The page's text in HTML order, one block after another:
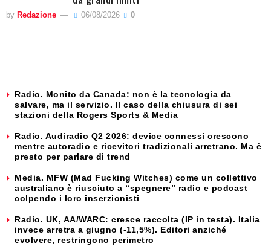
by Redazione 06/08/2026 0
Radio. Monito da Canada: non è la tecnologia da
salvare, ma il servizio. Il caso della chiusura di sei
stazioni della Rogers Sports & Media
Radio. Audiradio Q2 2026: device connessi crescono
mentre autoradio e ricevitori tradizionali arretrano. Ma è
presto per parlare di trend
Media. MFW (Mad Fucking Witches) come un collettivo
australiano è riusciuto a “spegnere” radio e podcast
colpendo i loro inserzionisti
Radio. UK, AA/WARC: cresce raccolta (IP in testa). Italia
invece arretra a giugno (-11,5%). Editori anziché
evolvere, restringono perimetro